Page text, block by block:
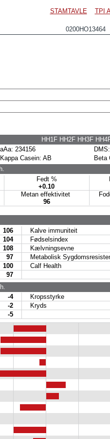
STAMTAVLE TPI
HH1F HH2F HH3F
aAa: 234156
Kappa Casein: AB
Beta
Fedt %
+0.10
Metan effektivitet
96
106 Kalve immuniteit
104 Fødselsindex
108 Kælvningsevne
97 Metabolisk
100 Calf Health
97
-4 Kropsstyrke
-2 Kryds
-5